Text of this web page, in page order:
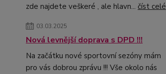
zde najdete veškeré , ale hlavn... číst celé
03.03.2025
Nová levnější doprava s DPD !!!
Na začátku nové sportovní sezóny mám
pro vás dobrou zprávu !!! Vše okolo nás